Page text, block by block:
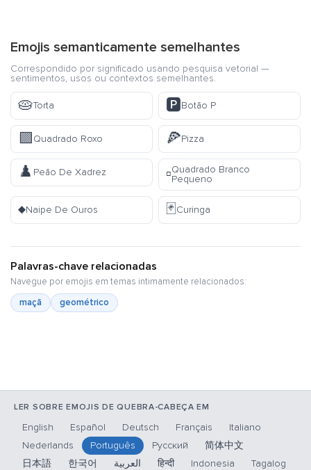
Emojis semanticamente semelhantes
Correspondido por significado usando pesquisa vetorial —
sentimentos, usos ou contextos semelhantes.
🥧Torta 🅿️Botão P
🟪Quadrado Roxo 🍕Pizza
♟️ Peão De Xadrez ▫️Quadrado Branco
Pequeno
♦️Naipe De Ouros 🃏Curinga
Palavras-chave relacionadas
Navegue por emojis em temas intimamente relacionados:
maçã
geométrico
LER SOBRE EMOJIS DE QUEBRA-CABEÇA EM
English Español Deutsch Français
Italiano
Nederlands
Português Русский
简体中文
日本語
한국어 العربية हिन्दी Indonesia Tagalog